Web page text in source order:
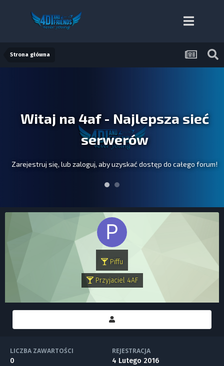
Strona główna
Witaj na 4af - Najlepsza sieć
serwerów
Zarejestruj się, lub zaloguj, aby uzyskać dostęp do całego forum!
Piffu
Przyjaciel 4AF
LICZBA ZAWARTOŚCI
0
REJESTRACJA
4 Lutego 2016